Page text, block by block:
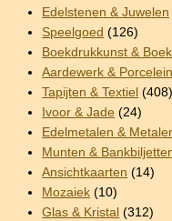
Edelstenen & Juwelen
Speelgoed (126)
Boekdrukkunst &
Aardewerk & Porcelein
Tapijten & Textiel (408)
Ivoor & Jade (24)
Edelmetalen &
Munten &
Ansichtkaarten (14)
Mozaiek (10)
Glas & Kristal (312)